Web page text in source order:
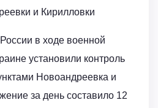
и Кирилловки
в ходе военной
установили контроль
Новоандреевка и
за день составило 12